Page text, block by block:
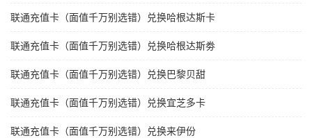
联通充值卡（面值千万别选错）兑换哈根达斯卡
联通充值卡（面值千万别选错）兑换哈根达斯劵
联通充值卡（面值千万别选错）兑换巴黎贝甜
联通充值卡（面值千万别选错）兑换宜芝多卡
联通充值卡（面值千万别选错）兑换来伊份